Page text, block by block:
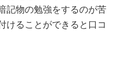
記物の勉強をするのが苦
けることができると口コ